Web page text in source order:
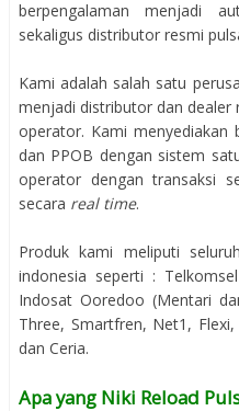
berpengalaman menjadi
sekaligus distributor resmi
Kami adalah salah satu
menjadi distributor dan dealer
operator. Kami menyediakan
dan PPOB dengan sistem
operator dengan transaksi
secara real time.
Produk kami meliputi
indonesia seperti :
Indosat Ooredoo (Mentari
Three, Smartfren, Net1,
dan Ceria.
Apa yang Niki Reload